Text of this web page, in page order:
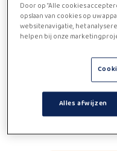
deze
Door op “Alle cookies
opslaan van cookies op uw
websitenavigatie, het
helpen bij onze
Alles afwijzen